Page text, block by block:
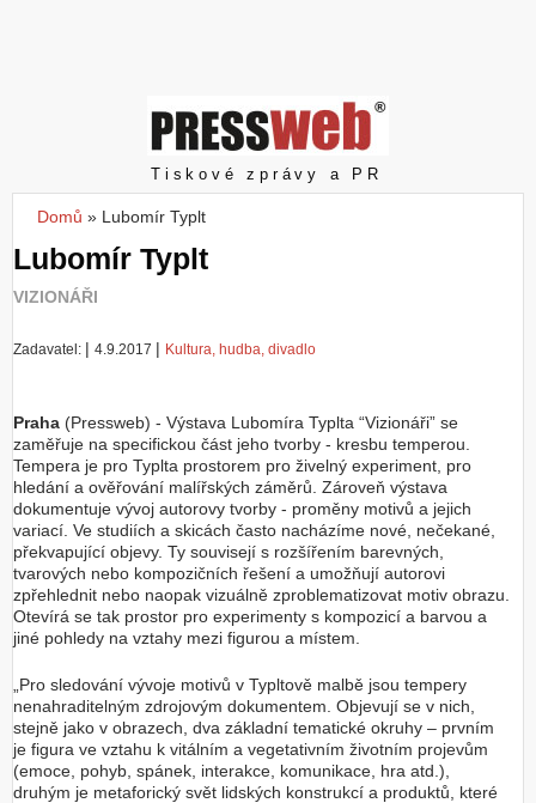
č
t
Pressweb
Tiskové zprávy a PR
Jste zde
Domů » Lubomír Typlt
Lubomír Typlt
VIZIONÁŘI
Zadavatel: | 4.9.2017 | Kultura, hudba, divadlo
Praha (Pressweb) - Výstava Lubomíra Typlta “Vizionáři” se
zaměřuje na specifickou část jeho tvorby - kresbu temperou.
Tempera je pro Typlta prostorem pro živelný experiment, pro
hledání a ověřování malířských záměrů. Zároveň výstava
dokumentuje vývoj autorovy tvorby - proměny motivů a jejich
variací. Ve studiích a skicách často nacházíme nové, nečekané,
překvapující objevy. Ty souvisejí s rozšířením barevných,
tvarových nebo kompozičních řešení a umožňují autorovi
zpřehlednit nebo naopak vizuálně zproblematizovat motiv obrazu.
Otevírá se tak prostor pro experimenty s kompozicí a barvou a
jiné pohledy na vztahy mezi figurou a místem.
„Pro sledování vývoje motivů v Typltově malbě jsou tempery
nenahraditelným zdrojovým dokumentem. Objevují se v nich,
stejně jako v obrazech, dva základní tematické okruhy – prvním
je figura ve vztahu k vitálním a vegetativním životním projevům
(emoce, pohyb, spánek, interakce, komunikace, hra atd.),
druhým je metaforický svět lidských konstrukcí a produktů, které